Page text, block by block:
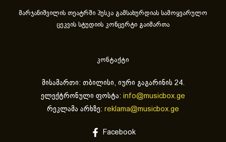
მარჯანიშვილის თეატრში პუსკა გამსახურდიას სამოყვარულო
ცეკვის სტუდიის კონცერტი გაიმართა
კონტაქტი
მისამართი: თბილისი, იური გაგარინის 24.
ელექტრონული ფოსტა: info@musicbox.ge
რეკლამა არხზე: reklama@musicbox.ge
Facebook